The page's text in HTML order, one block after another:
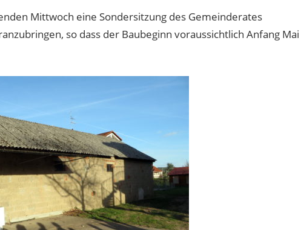
Mittwoch eine Sondersitzung des Gemeinderates
so dass der Baubeginn voraussichtlich Anfang Mai